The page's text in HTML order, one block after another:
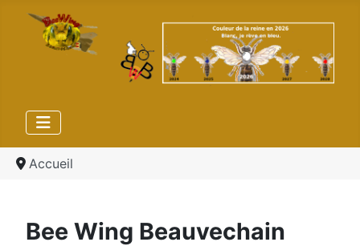
Accueil
Bee Wing Beauvechain